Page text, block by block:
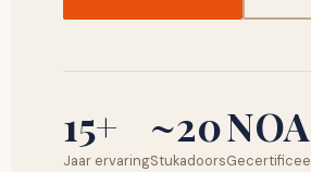
15+
Jaar ervaring
~20
Stukadoors
NOA